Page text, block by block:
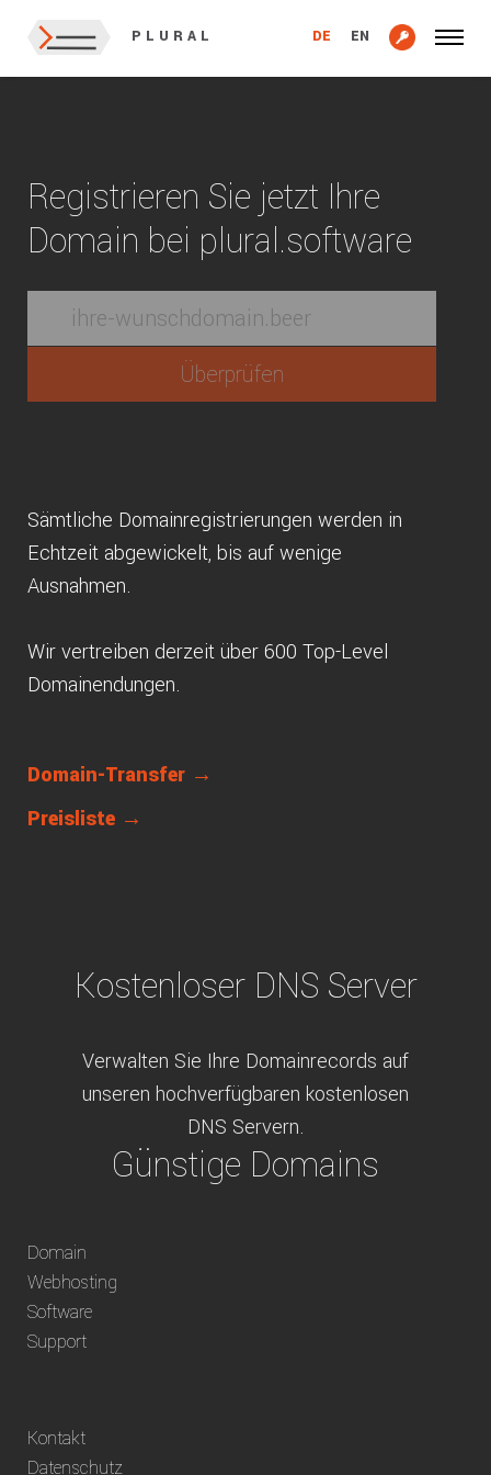
PLURAL DE EN
Registrieren Sie jetzt Ihre
Domain bei plural.software
Sämtliche Domainregistrierungen werden in
Echtzeit abgewickelt, bis auf wenige
Ausnahmen.
Wir vertreiben derzeit über 600 Top-Level
Domainendungen.
Domain-Transfer →
Preisliste →
Kostenloser DNS Server
Verwalten Sie Ihre Domainrecords auf
unseren hochverfügbaren kostenlosen
DNS Servern.
Günstige Domains
weltweit verfügbare Domains inklusive
Vorkasse oder über ein andere verfügbare
Domain
Webhosting
Software
Support
Kontakt
Datenschutz